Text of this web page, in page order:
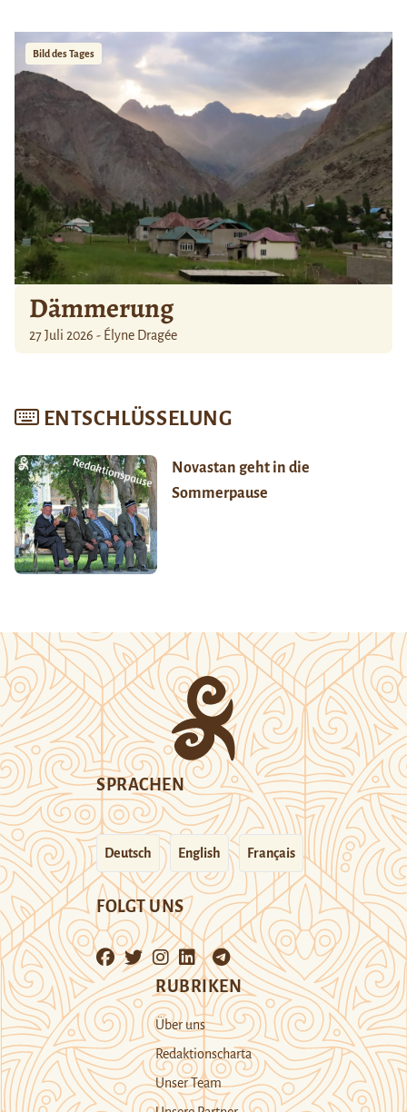
Bild des Tages
Dämmerung
27 Juli 2026 - Élyne Dragée
ENTSCHLÜSSELUNG
Novastan geht in die
Sommerpause
SPRACHEN
Deutsch English Français
FOLGT UNS
RUBRIKEN
Über uns
Redaktionscharta
Unser Team